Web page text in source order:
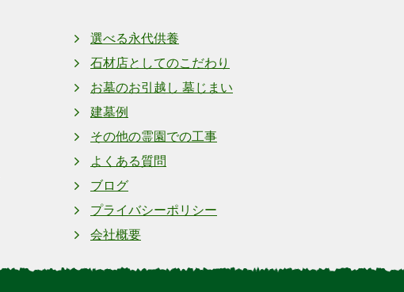
選べる永代供養
石材店としてのこだわり
お墓のお引越し 墓じまい
建墓例
その他の霊園での工事
よくある質問
ブログ
プライバシーポリシー
会社概要